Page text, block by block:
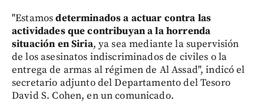
"Estamosdeterminados a actuar contra las
actividades que contribuyan a la horrenda
situación en Siria, ya sea mediante la supervisión
de los asesinatos indiscriminados de civiles o la
entrega de armas al régimen de Al Assad", indicó el
secretario adjunto del Departamento del Tesoro
David S. Cohen, en un comunicado.